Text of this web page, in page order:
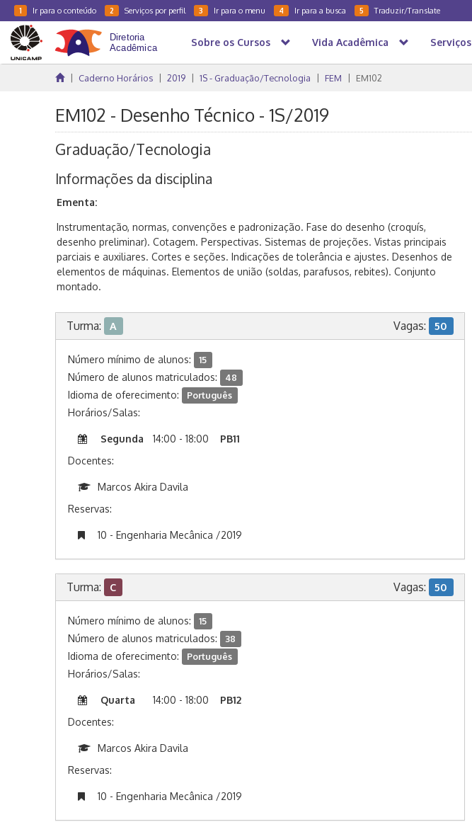
1 Ir para o conteúdo 2 Serviços por perfil 3 Ir para o menu 4 Ir para a busca 5 Traduzir/Translate
Sobre os Cursos Vida Acadêmica
Caderno Horários 2019 1S - Graduação/Tecnologia FEM EM102
EM102 - Desenho Técnico - 1S/2019
Graduação/Tecnologia
Informações da disciplina
Ementa:
Instrumentação, normas, convenções e padronização. Fase do desenho (croquís,
desenho preliminar). Cotagem. Perspectivas. Sistemas de projeções. Vistas principais
parciais e auxiliares. Cortes e seções. Indicações de tolerância e ajustes. Desenhos de
elementos de máquinas. Elementos de união (soldas, parafusos, rebites). Conjunto
montado.
Turma: A Vagas: 50
Número mínimo de alunos: 15
Número de alunos matriculados: 48
Idioma de oferecimento: Português
Horários/Salas:
Segunda 14:00 - 18:00
PB11
Docentes:
Marcos Akira Davila
Reservas:
10 - Engenharia Mecânica /2019
Turma: C Vagas: 50
Número mínimo de alunos: 15
Número de alunos matriculados: 38
Idioma de oferecimento: Português
Horários/Salas:
Quarta 14:00 - 18:00
PB12
Docentes:
Marcos Akira Davila
Reservas:
10 - Engenharia Mecânica /2019